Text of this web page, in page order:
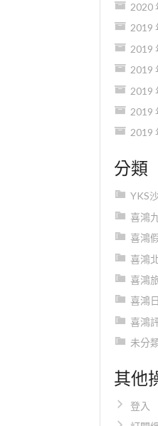
2020
2019
2019
2019
2019
2019
2019
分類
YKS
喜鴻
喜鴻
喜鴻
喜鴻
喜鴻
喜鴻
未分
其他
登入